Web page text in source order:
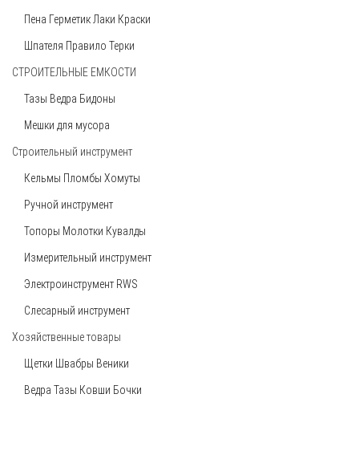
Пена Герметик Лаки Краски
Шпателя Правило Терки
СТРОИТЕЛЬНЫЕ ЕМКОСТИ
Тазы Ведра Бидоны
Мешки для мусора
Строительный инструмент
Кельмы Пломбы Хомуты
Ручной инструмент
Топоры Молотки Кувалды
Измерительный инструмент
Электроинструмент RWS
Слесарный инструмент
Хозяйственные товары
Щетки Швабры Веники
Ведра Тазы Ковши Бочки